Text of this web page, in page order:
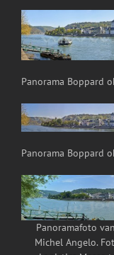
Panorama Boppard
Panorama Boppard
Panoramafoto
Michel Angelo.